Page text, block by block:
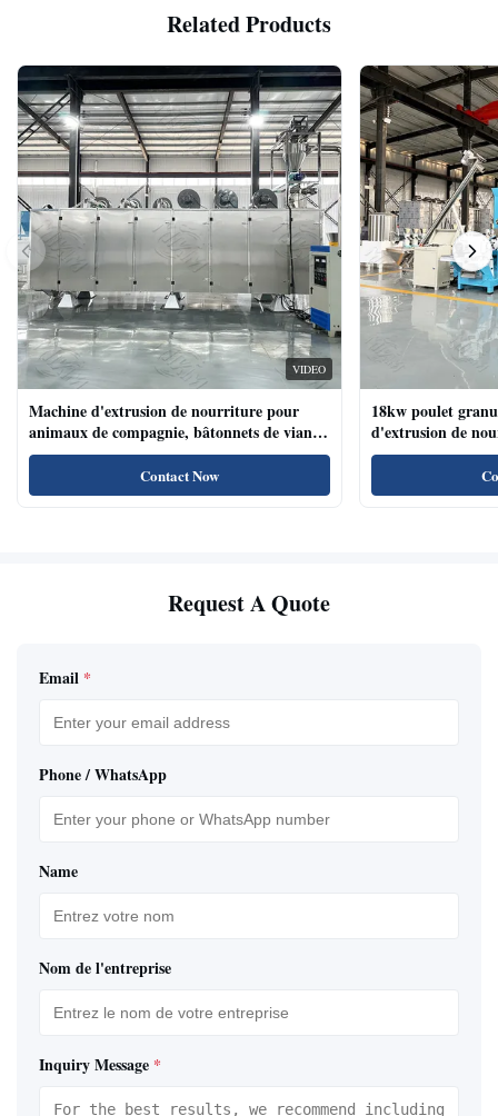
Related Products
VIDEO
Machine d'extrusion de nourriture pour
animaux de compagnie, bâtonnets de viande
de chien, machine d'extrusion de nourriture
pour animaux de compagnie avec système de
plateau automatique
Contact Now
18kw poulet
d'extrusion de
compagnie haute
naturels de
Request A Quote
Email *
Phone / WhatsApp
Name
Nom de l'entreprise
Inquiry Message *